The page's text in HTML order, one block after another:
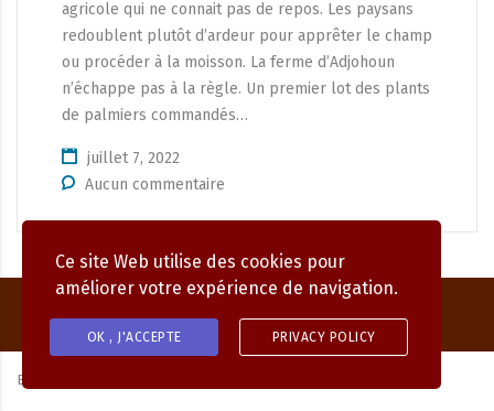
agricole qui ne connait pas de repos. Les paysans
redoublent plutôt d’ardeur pour apprêter le champ
ou procéder à la moisson. La ferme d’Adjohoun
n’échappe pas à la règle. Un premier lot des plants
de palmiers commandés…
juillet 7, 2022
Aucun commentaire
By
Ce site Web utilise des cookies pour
améliorer votre expérience de navigation.
OK , J'ACCEPTE PRIVACY POLICY